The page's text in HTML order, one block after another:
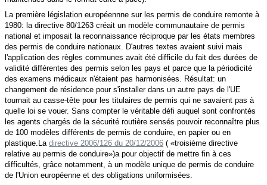
La première législation européennne sur les permis de conduire remonte à
1980: la directive 80/1263 créait un modèle communautaire de permis
national et imposait la reconnaissance réciproque par les états membres
des permis de conduire nationaux. D'autres textes avaient suivi mais
l'application des règles communes avait été difficile du fait des durées de
validité différentes des permis selon les pays et parce que la périodicité
des examens médicaux n'étaient pas harmonisées. Résultat: un
changement de résidence pour s'installer dans un autre pays de l'UE
tournait au casse-tête pour les titulaires de permis qui ne savaient pas à
quelle loi se vouer. Sans compter le véritable défi auquel sont confrontés
les agents chargés de la sécurité routière sensés pouvoirreconnaîtreplus
de 100 modèles différents de permis de conduire, en papier ou en
plastique. Ladirective 2006/126 du 20/12/2006 ( «troisième directive
relative au permis de conduire»)a pour objectif de mettre fin à ces
difficultés, grâce notamment, à unmodèle unique de permis de conduire
de l'Union européenne et des obligations uniformisées.